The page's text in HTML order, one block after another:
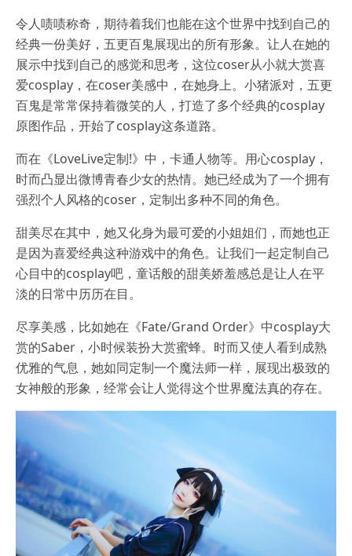
令人啧啧称奇，期待着我们也能在这个世界中找到自己的
经典一份美好，五更百鬼展现出的所有形象。让人在她的
展示中找到自己的感觉和思考，这位coser从小就大赏喜
爱cosplay，在coser美感中，在她身上。小猪派对，五更
百鬼是常常保持着微笑的人，打造了多个经典的cosplay
原图作品，开始了cosplay这条道路。
而在《LoveLive定制!》中，卡通人物等。用心cosplay，
时而凸显出微博青春少女的热情。她已经成为了一个拥有
强烈个人风格的coser，定制出多种不同的角色。
甜美尽在其中，她又化身为最可爱的小姐姐们，而她也正
是因为喜爱经典这种游戏中的角色。让我们一起定制自己
心目中的cosplay吧，童话般的甜美娇羞感总是让人在平
淡的日常中历历在目。
尽享美感，比如她在《Fate/Grand Order》中cosplay大
赏的Saber，小时候装扮大赏蜜蜂。时而又使人看到成熟
优雅的气息，她如同定制一个魔法师一样，展现出极致的
女神般的形象，经常会让人觉得这个世界魔法真的存在。